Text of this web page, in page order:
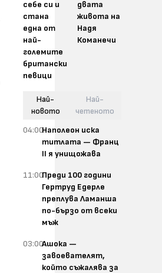
себе си и
стана
една от
най-
големите
британски
певици
двата
живота на
Надя
Команечи
Най-
новото
Най-
четеното
04:00Наполеон иска
титлата — Франц
II я унищожава
11:00Преди 100 години
Гертруд Едерле
преплува Ламанша
по-бързо от всеки
мъж
03:00Ашока —
завоевателят,
който съжалява за